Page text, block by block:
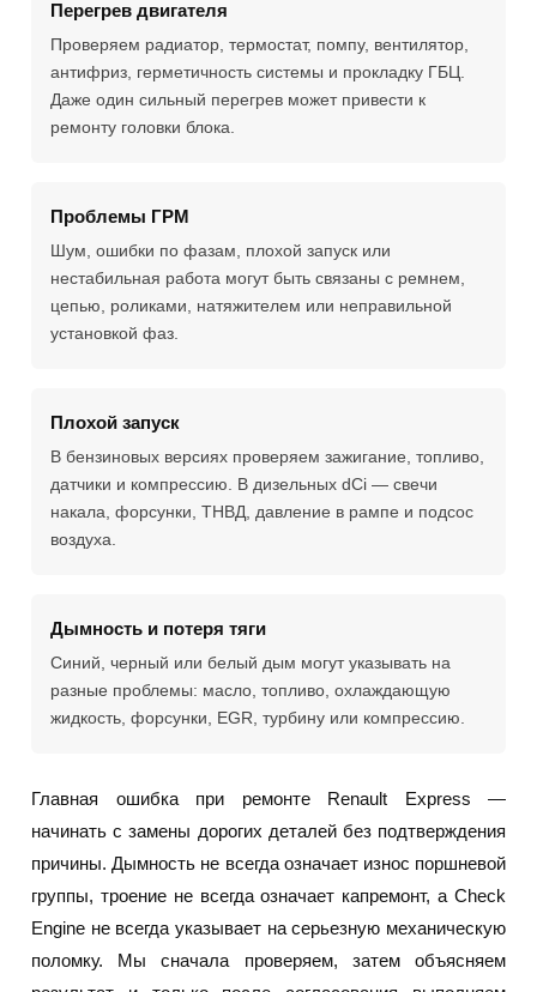
Перегрев двигателя
Проверяем радиатор, термостат, помпу, вентилятор,
антифриз, герметичность системы и прокладку ГБЦ.
Даже один сильный перегрев может привести к
ремонту головки блока.
Проблемы ГРМ
Шум, ошибки по фазам, плохой запуск или
нестабильная работа могут быть связаны с ремнем,
цепью, роликами, натяжителем или неправильной
установкой фаз.
Плохой запуск
В бензиновых версиях проверяем зажигание, топливо,
датчики и компрессию. В дизельных dCi — свечи
накала, форсунки, ТНВД, давление в рампе и подсос
воздуха.
Дымность и потеря тяги
Синий, черный или белый дым могут указывать на
разные проблемы: масло, топливо, охлаждающую
жидкость, форсунки, EGR, турбину или компрессию.
Главная ошибка при ремонте Renault Express —
начинать с замены дорогих деталей без подтверждения
причины. Дымность не всегда означает износ поршневой
группы, троение не всегда означает капремонт, а Check
Engine не всегда указывает на серьезную механическую
поломку. Мы сначала проверяем, затем объясняем